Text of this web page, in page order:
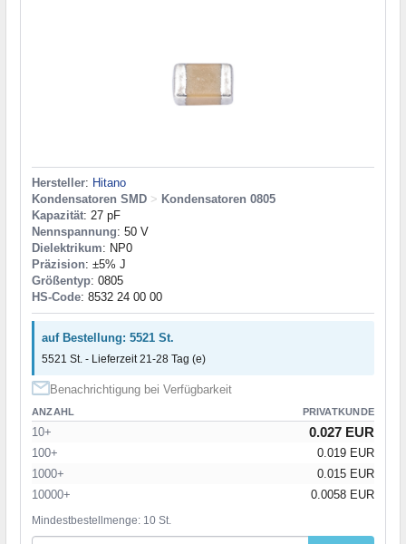
Hersteller: Hitano
Kondensatoren SMD > Kondensatoren 0805
Kapazität: 27 pF
Nennspannung: 50 V
Dielektrikum: NP0
Präzision: ±5% J
Größentyp: 0805
HS-Code: 8532 24 00 00
auf Bestellung: 5521 St.
5521 St. - Lieferzeit 21-28 Tag (e)
Benachrichtigung bei Verfügbarkeit
ANZAHL PRIVATKUNDE
10+ 0.027 EUR
100+
0.019 EUR
1000+
0.015 EUR
10000+
0.0058 EUR
Mindestbestellmenge: 10 St.